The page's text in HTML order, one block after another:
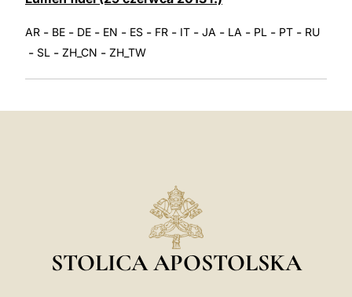
AR - BE - DE - EN - ES - FR - IT - JA - LA - PL - PT - RU
- SL - ZH_CN - ZH_TW
STOLICA APOSTOLSKA